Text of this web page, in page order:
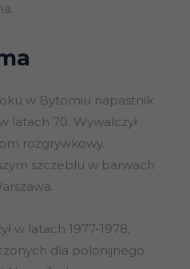
w Bytomiu napastnik
latach 70. Wywalczył
rozgrywkowy.
szczeblu w barwach
w latach 1977-1978,
dla polonijnego